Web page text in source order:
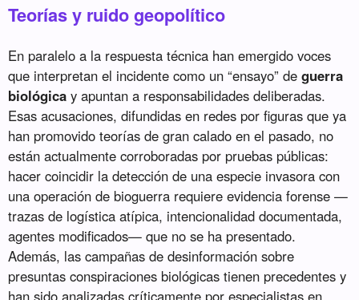
Teorías y ruido geopolítico
En paralelo a la respuesta técnica han emergido voces
que interpretan el incidente como un “ensayo” deguerra
biológica y apuntan a responsabilidades deliberadas.
Esas acusaciones, difundidas en redes por figuras que ya
han promovido teorías de gran calado en el pasado, no
están actualmente corroboradas por pruebas públicas:
hacer coincidir la detección de una especie invasora con
una operación de bioguerra requiere evidencia forense —
trazas de logística atípica, intencionalidad documentada,
agentes modificados— que no se ha presentado.
Además, las campañas de desinformación sobre
presuntas conspiraciones biológicas tienen precedentes y
han sido analizadas críticamente por especialistas en